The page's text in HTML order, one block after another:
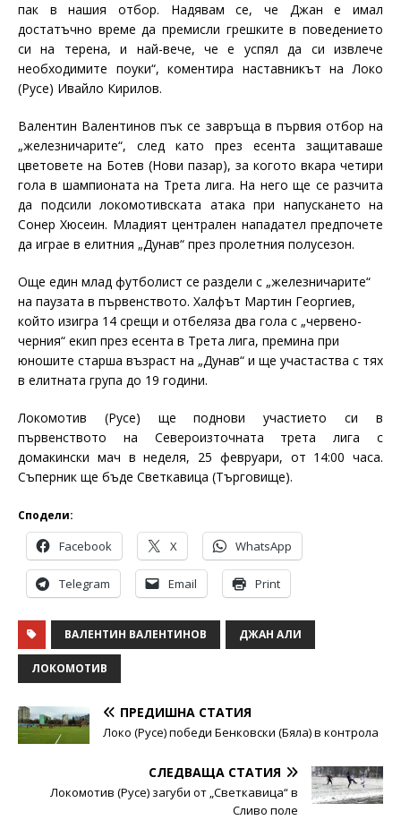
пак в нашия отбор. Надявам се, че Джан е имал
достатъчно време да премисли грешките в поведението
си на терена, и най-вече, че е успял да си извлече
необходимите поуки“, коментира наставникът на Локо
(Русе) Ивайло Кирилов.
Валентин Валентинов пък се завръща в първия отбор на
„железничарите“, след като през есента защитаваше
цветовете на Ботев (Нови пазар), за когото вкара четири
гола в шампионата на Трета лига. На него ще се разчита
да подсили локомотивската атака при напускането на
Сонер Хюсеин. Младият централен нападател предпочете
да играе в елитния „Дунав“ през пролетния полусезон.
Още един млад футболист се раздели с „железничарите“
на паузата в първенството. Халфът Мартин Георгиев,
който изигра 14 срещи и отбеляза два гола с „червено-
черния“ екип през есента в Трета лига, премина при
юношите старша възраст на „Дунав“ и ще участаства с тях
в елитната група до 19 години.
Локомотив (Русе) ще поднови участието си в
първенството на Североизточната трета лига с
домакински мач в неделя, 25 февруари, от 14:00 часа.
Съперник ще бъде Светкавица (Търговище).
Сподели:
Facebook X WhatsApp
Telegram Email Print
ВАЛЕНТИН ВАЛЕНТИНОВ ДЖАН АЛИ
ЛОКОМОТИВ
ПРЕДИШНА СТАТИЯ
Локо (Русе) победи Бенковски (Бяла) в контрола
СЛЕДВАЩА СТАТИЯ
Локомотив (Русе) загуби от „Светкавица“ в
Сливо поле